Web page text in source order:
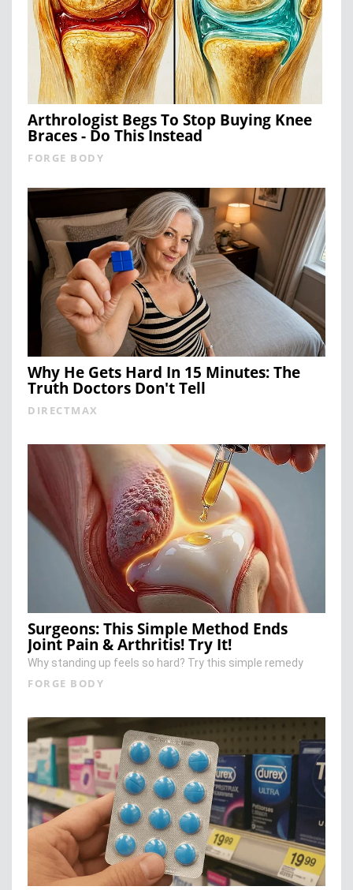
Arthrologist Begs To Stop Buying Knee
Braces - Do This Instead
FORGE BODY
Why He Gets Hard In 15 Minutes: The
Truth Doctors Don't Tell
DIRECTMAX
Surgeons: This Simple Method Ends
Joint Pain & Arthritis! Try It!
Why standing up feels so hard? Try this simple remedy
FORGE BODY